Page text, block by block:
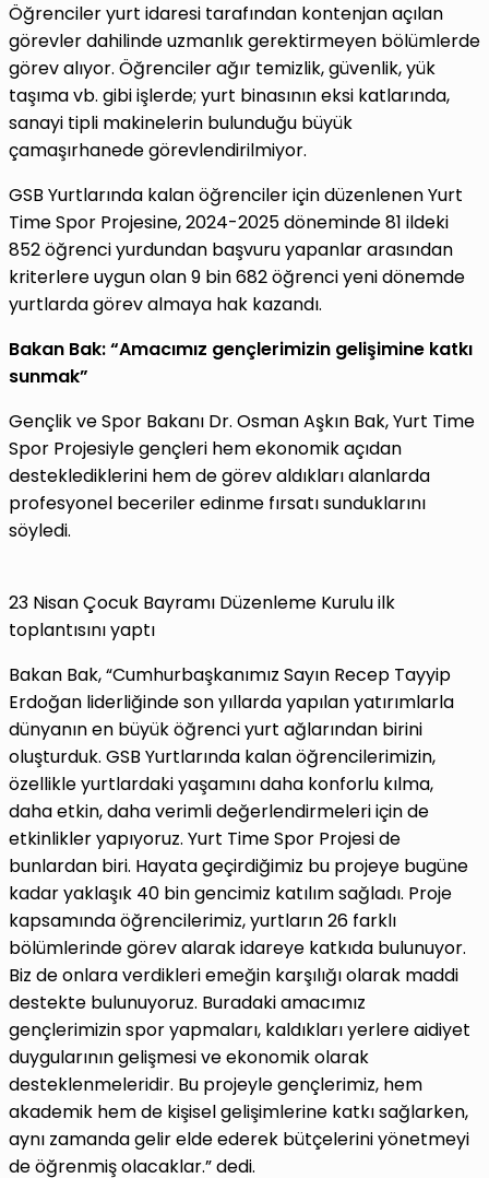
Öğrenciler yurt idaresi tarafından kontenjan açılan
görevler dahilinde uzmanlık gerektirmeyen bölümlerde
görev alıyor. Öğrenciler ağır temizlik, güvenlik, yük
taşıma vb. gibi işlerde; yurt binasının eksi katlarında,
sanayi tipli makinelerin bulunduğu büyük
çamaşırhanede görevlendirilmiyor.
GSB Yurtlarında kalan öğrenciler için düzenlenen Yurt
Time Spor Projesine, 2024-2025 döneminde 81 ildeki
852 öğrenci yurdundan başvuru yapanlar arasından
kriterlere uygun olan 9 bin 682 öğrenci yeni dönemde
yurtlarda görev almaya hak kazandı.
Bakan Bak: “Amacımız gençlerimizin gelişimine katkı
sunmak”
Gençlik ve Spor Bakanı Dr. Osman Aşkın Bak, Yurt Time
Spor Projesiyle gençleri hem ekonomik açıdan
desteklediklerini hem de görev aldıkları alanlarda
profesyonel beceriler edinme fırsatı sunduklarını
söyledi.
23 Nisan Çocuk Bayramı Düzenleme Kurulu ilk
toplantısını yaptı
Bakan Bak, “Cumhurbaşkanımız Sayın Recep Tayyip
Erdoğan liderliğinde son yıllarda yapılan yatırımlarla
dünyanın en büyük öğrenci yurt ağlarından birini
oluşturduk. GSB Yurtlarında kalan öğrencilerimizin,
özellikle yurtlardaki yaşamını daha konforlu kılma,
daha etkin, daha verimli değerlendirmeleri için de
etkinlikler yapıyoruz. Yurt Time Spor Projesi de
bunlardan biri. Hayata geçirdiğimiz bu projeye bugüne
kadar yaklaşık 40 bin gencimiz katılım sağladı. Proje
kapsamında öğrencilerimiz, yurtların 26 farklı
bölümlerinde görev alarak idareye katkıda bulunuyor.
Biz de onlara verdikleri emeğin karşılığı olarak maddi
destekte bulunuyoruz. Buradaki amacımız
gençlerimizin spor yapmaları, kaldıkları yerlere aidiyet
duygularının gelişmesi ve ekonomik olarak
desteklenmeleridir. Bu projeyle gençlerimiz, hem
akademik hem de kişisel gelişimlerine katkı sağlarken,
aynı zamanda gelir elde ederek bütçelerini yönetmeyi
de öğrenmiş olacaklar.” dedi.